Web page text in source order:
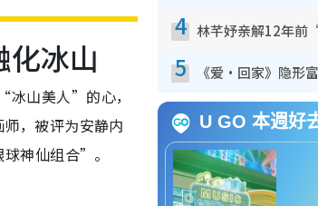
冰山
山美人”的心，
，被评为安静内
神仙组合”。
4
5
U GO 本週好